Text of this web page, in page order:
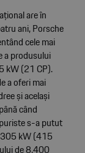
are în
ani, Porsche
cele mai
a produsului
kW (21 CP).
a oferi mai
și același
când
s-a putut
305 kW (415
de 8.400